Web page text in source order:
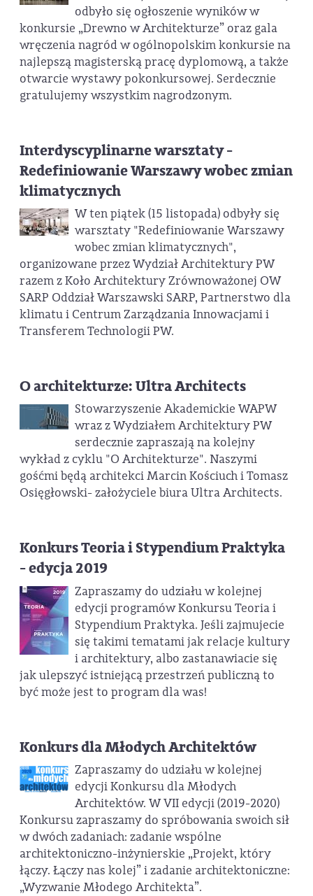
odbyło się ogłoszenie wyników w
konkursie „Drewno w Architekturze” oraz gala
wręczenia nagród w ogólnopolskim konkursie na
najlepszą magisterską pracę dyplomową, a także
otwarcie wystawy pokonkursowej. Serdecznie
gratulujemy wszystkim nagrodzonym.
Interdyscyplinarne warsztaty -
Redefiniowanie Warszawy wobec zmian
klimatycznych
W ten piątek (15 listopada) odbyły się
warsztaty "Redefiniowanie Warszawy
wobec zmian klimatycznych",
organizowane przez Wydział Architektury PW
razem z Koło Architektury Zrównoważonej OW
SARP Oddział Warszawski SARP, Partnerstwo dla
klimatu i Centrum Zarządzania Innowacjami i
Transferem Technologii PW.
O architekturze: Ultra Architects
Stowarzyszenie Akademickie WAPW
wraz z Wydziałem Architektury PW
serdecznie zapraszają na kolejny
wykład z cyklu "O Architekturze". Naszymi
gośćmi będą architekci Marcin Kościuch i Tomasz
Osięgłowski- założyciele biura Ultra Architects.
Konkurs Teoria i Stypendium Praktyka
- edycja 2019
Zapraszamy do udziału w kolejnej
edycji programów Konkursu Teoria i
Stypendium Praktyka. Jeśli zajmujecie
się takimi tematami jak relacje kultury
i architektury, albo zastanawiacie się
jak ulepszyć istniejącą przestrzeń publiczną to
być może jest to program dla was!
Konkurs dla Młodych Architektów
Zapraszamy do udziału w kolejnej
edycji Konkursu dla Młodych
Architektów. W VII edycji (2019-2020)
Konkursu zapraszamy do spróbowania swoich sił
w dwóch zadaniach: zadanie wspólne
architektoniczno-inżynierskie „Projekt, który
łączy. Łączy nas kolej” i zadanie architektoniczne:
„Wyzwanie Młodego Architekta”.